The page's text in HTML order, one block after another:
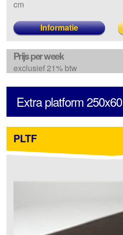
cm
Informatie
Prijs per week
exclusief 21% btw
Extra platform 250x60
PLTF